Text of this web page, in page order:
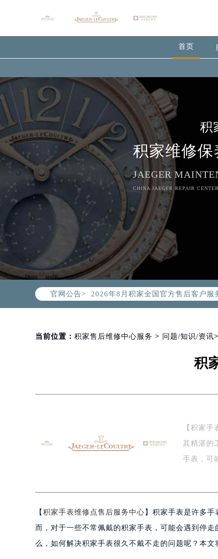
首页
积
积家维修保
JAEGER
CHINA JAEGER REPAIR
官网公告>
2026年8月积家中国区售后服务网络
2026年8月积家全国官方售后客户
积家官方全国统一服务热线400-
2026年8月积家售后服务中心最新网
北京市东城区东长安街1号东方广场
上海市徐汇区虹桥路3号港汇中心写
扬州市邗江区国展路29号星耀天地
盐城市盐都区世纪大道5号盐城金融
泰州市海陵区永定东路399号置地
绍兴市越城区胜利东路379号世茂天
嘉兴市南湖区广益路705号嘉兴世界
南昌市红谷滩新区红谷中大道998号
当前位置： 积家售后维修中心服务 > 问题/知识/资讯>
积
【积家
其精湛的
手表，可
【 积家手表维修点售后服务中心 】积家手表是许多
而，对于一些不常佩戴的积家手表，可能会遇到停
么，如何解决积家手表很久不戴不走的问题呢？本文